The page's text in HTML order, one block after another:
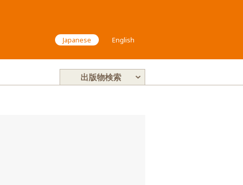
Japanese English
出版物検索